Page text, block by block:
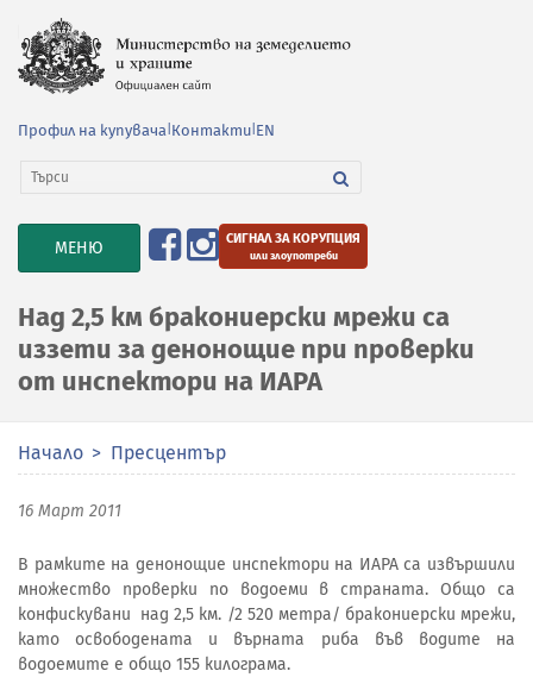
Профил на купувача Контакти EN
TOGGLE
NAVIGATION
МЕНЮ СИГНАЛ ЗА КОРУПЦИЯ
или злоупотреби
Над 2,5 км бракониерски мрежи са
иззети за денонощие при проверки
от инспектори на ИАРА
Начало Пресцентър
16 Март 2011
В рамките на денонощие инспектори на ИАРА са извършили
множество проверки по водоеми в страната. Общо са
конфискувани над 2,5 км. /2 520 метра/ бракониерски мрежи,
като освободената и върната риба във водите на
водоемите е общо 155 килограма.